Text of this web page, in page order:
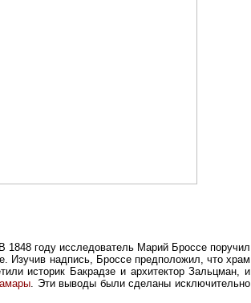
1848 году исследователь Марий Броссе поручил
Изучив надпись, Броссе предположил, что храм
историк Бакрадзе и архитектор Зальцман, и
. Эти выводы были сделаны исключительно